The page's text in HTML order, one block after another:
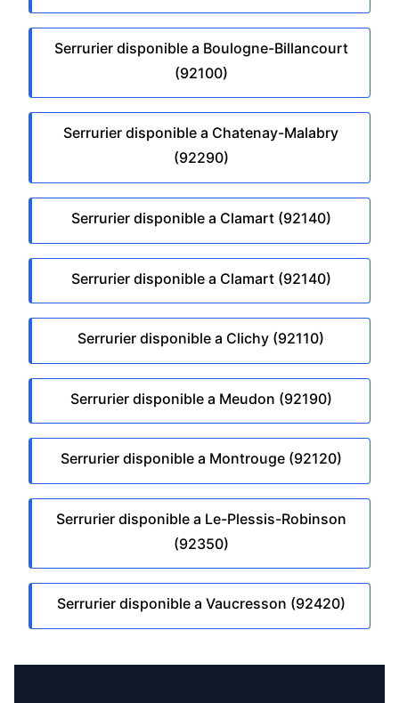
Serrurier disponible a Boulogne-Billancourt
(92100)
Serrurier disponible a Chatenay-Malabry
(92290)
Serrurier disponible a Clamart (92140)
Serrurier disponible a Clamart (92140)
Serrurier disponible a Clichy (92110)
Serrurier disponible a Meudon (92190)
Serrurier disponible a Montrouge (92120)
Serrurier disponible a Le-Plessis-Robinson
(92350)
Serrurier disponible a Vaucresson (92420)